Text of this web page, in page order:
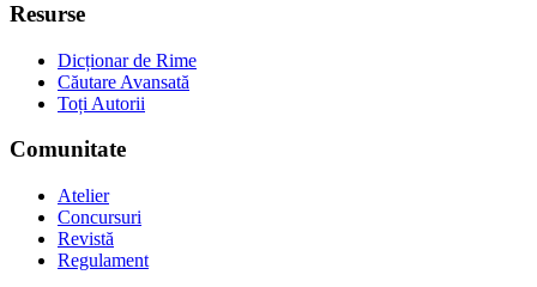
Resurse
Dicționar de Rime
Căutare Avansată
Toți Autorii
Comunitate
Atelier
Concursuri
Revistă
Regulament